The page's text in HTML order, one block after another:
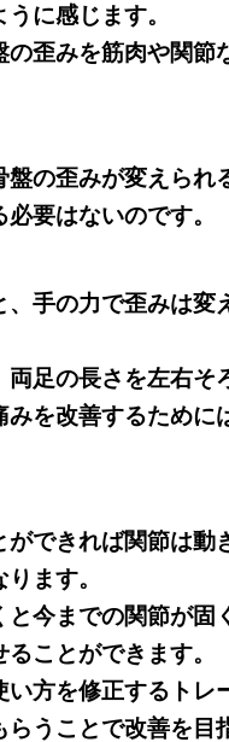
に感じます。
の歪みを筋肉や関
の歪みが変えられ
要はないのです。
、手の力で歪みは
両足の長さを左右
みを改善するため
ができれば関節は
ます。
と今までの関節が
ことができます。
い方を修正するト
うことで改善を目